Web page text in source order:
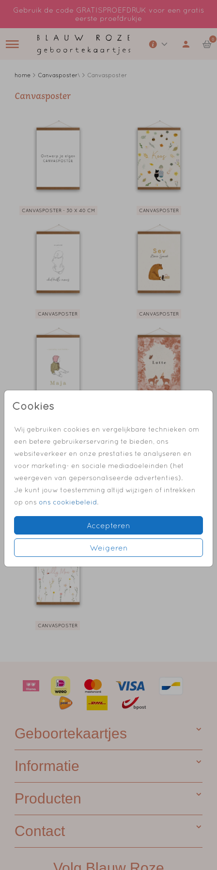
Gebruik de code GRATISPROEFDRUK voor een gratis
eerste proefdrukje
0
Cookies
Wij gebruiken cookies en vergelijkbare technieken om
een betere gebruikerservaring te bieden, ons
websiteverkeer en onze prestaties te analyseren en
voor marketing- en sociale mediadoeleinden (het
weergeven van gepersonaliseerde advertenties).
Je kunt jouw toestemming altijd wijzigen of intrekken
op ons ons cookiebeleid.
Accepteren
Weigeren
home > Canvasposter\ > Canvasposter
Canvasposter
CANVASPOSTER - 30 X 40 CM CANVASPOSTER
CANVASPOSTER CANVASPOSTER
CANVASPOSTER
Geboortekaartjes
Informatie
Producten
Contact